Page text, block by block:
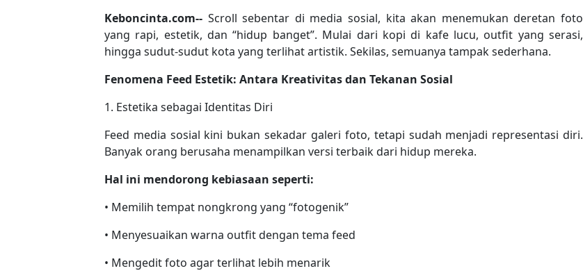
Keboncinta.com-- Scroll sebentar di media sosial, kita akan menemukan deretan foto
yang rapi, estetik, dan “hidup banget”. Mulai dari kopi di kafe lucu, outfit yang serasi,
hingga sudut-sudut kota yang terlihat artistik. Sekilas, semuanya tampak sederhana.
Fenomena Feed Estetik: Antara Kreativitas dan Tekanan Sosial
1. Estetika sebagai Identitas Diri
Feed media sosial kini bukan sekadar galeri foto, tetapi sudah menjadi representasi diri.
Banyak orang berusaha menampilkan versi terbaik dari hidup mereka.
Hal ini mendorong kebiasaan seperti:
• Memilih tempat nongkrong yang “fotogenik”
• Menyesuaikan warna outfit dengan tema feed
• Mengedit foto agar terlihat lebih menarik